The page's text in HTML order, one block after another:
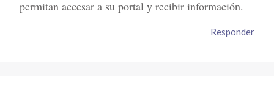
permitan accesar a su portal y recibir información.
Responder